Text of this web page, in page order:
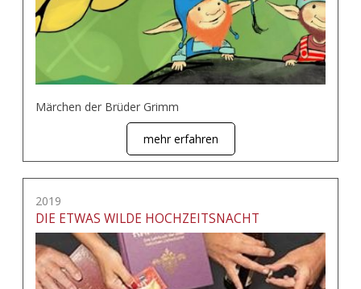
Märchen der Brüder Grimm
mehr erfahren
2019
DIE ETWAS WILDE HOCHZEITSNACHT